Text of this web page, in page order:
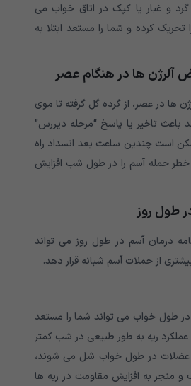
گرد و غبار یا کپک در اتاق خواب می
تحریک کرده و شما را مستعد ابتلا به
آلرژن ها در هنگام عصر
ها در عصر، از گرده گل گرفته تا موی
باعث تاخیر یا پاسخ “مرحله دیررس”
است چندین ساعت بعد انسداد راه
خطر حمله آسم را در طول شب افزایش
طول روز
درمان آسم در طول روز می تواند
از حملات آسم شبانه قرار دهد.
طول خواب می تواند شما را مستعد
عملکرد ریه به طور طبیعی در شب کمتر
عضلات در طول خواب شل می شوند،
و منجر به افزایش مقاومت در ریه ها